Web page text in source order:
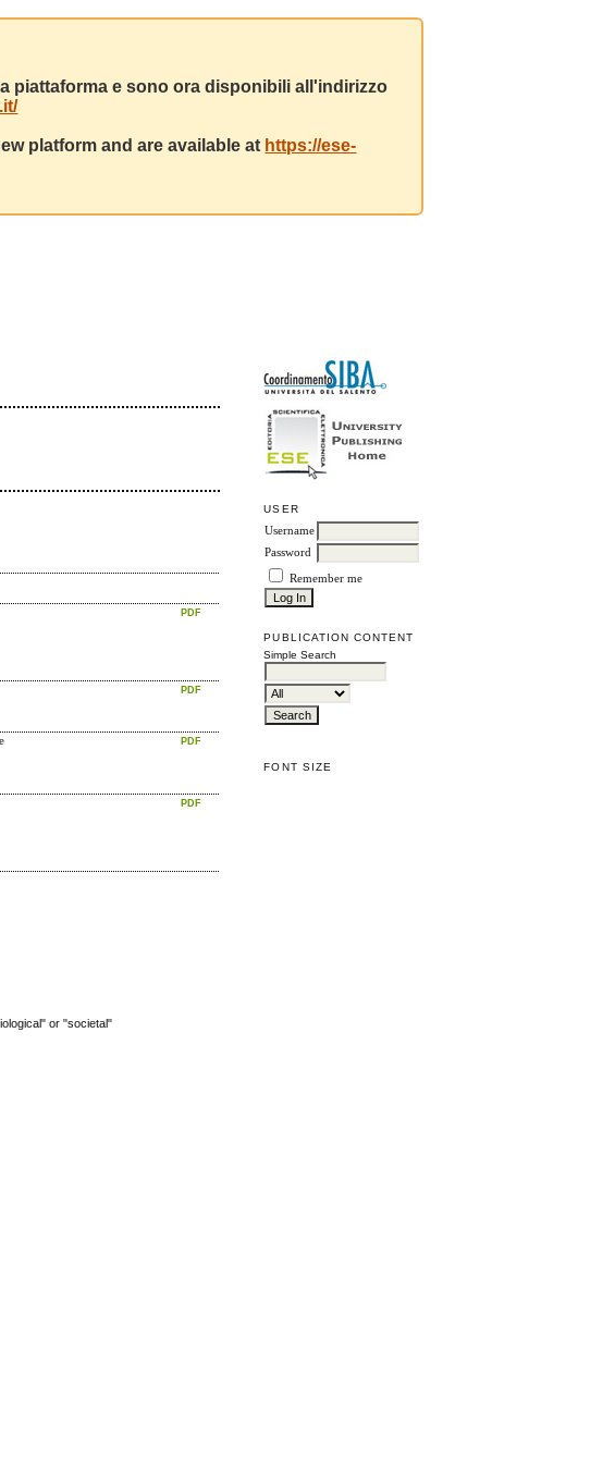
piattaforma e sono ora disponibili all'indirizzo
platform and are available at https://ese-
USER
Username
Password
Remember me
PUBLICATION CONTENT
Simple Search
FONT SIZE
PDF
PDF
PDF
PDF
or "societal"